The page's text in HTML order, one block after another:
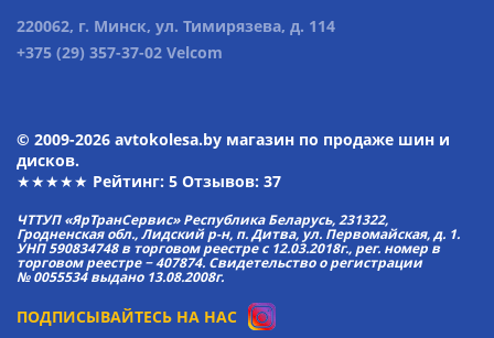
220062, г. Минск, ул. Тимирязева, д. 114
+375 (29) 357-37-02 Velcom
© 2009-2026 avtokolesa.by магазин по продаже шин и
дисков.
★★★★★ Рейтинг: 5 Отзывов: 37
ЧТТУП «ЯрТранСервис» Республика Беларусь, 231322,
Гродненская обл., Лидский р-н, п. Дитва, ул. Первомайская, д. 1.
УНП 590834748 в торговом реестре с 12.03.2018г., рег. номер в
торговом реестре − 407874. Свидетельство о регистрации
№ 0055534 выдано 13.08.2008г.
ПОДПИСЫВАЙТЕСЬ НА НАС